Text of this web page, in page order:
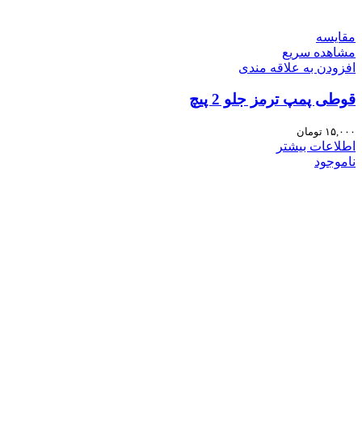
مقایسه
مشاهده سریع
افزودن به علاقه مندی
قوطی پمپ ترمز جلو 2 پیچ
۱۵,۰۰۰ تومان
اطلاعات بیشتر
ناموجود